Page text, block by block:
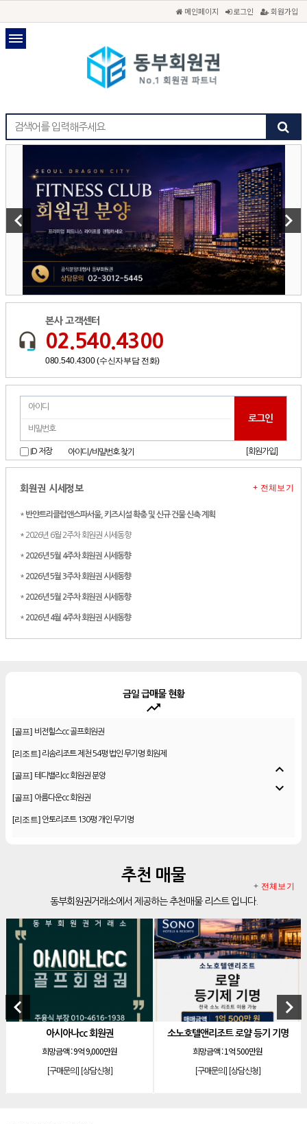
메인페이지 로그인 회원가입
keyboard_arrow_left keyboard_arrow_right
본사 고객센터
02.540.4300
080.540.4300 (수신자부담 전화)
ID 저장 아이디/비밀번호 찾기 [회원가입]
회원권 시세정보
* 반얀트리클럽앤스파서울, 키즈시설 확충 및 신규 건물 신축 계획
* 2026년 6월 2주차 회원권 시세동향
* 2026년 5월 4주차 회원권 시세동향
* 2026년 5월 3주차 회원권 시세동향
* 2026년 5월 2주차 회원권 시세동향
* 2026년 4월 4주차 회원권 시세동향
+ 전체보기
금일 급매물 현황
trending_up
한화리조트 스위트 회원제 무기명
소노 이그젝큐티브 회원제 무기명
[리조트]소노호텔앤리조트 로얄 회원제 기명
[리조트]
[리조트]소노호텔앤리조트 로얄 등기 기명
[리조트]소노호텔앤리조트 골드 회원제 무기명
[리조트] 소노호텔앤리조트 골드 등기 기명
소노호텔앤리조트 스위트 등기 무기명
소노호텔앤리조트 스위트 등기 기명
소노호텔앤리조트 이그제큐티브 무기명 회원제
expand_less
expand_more
추천 매물
동부회원권거래소에서 제공하는 추천매물 리스트 입니다.
+ 전체보기
keyboard_arrow_left
아시아나cc 회원권
희망금액 :9억 9,000만원
[구매문의][상담신청]
소노호텔앤리조트 로얄 등기 기명
희망금액 :1억 500만원
[구매문의][상담신청]
소노
keyboard_arrow_right